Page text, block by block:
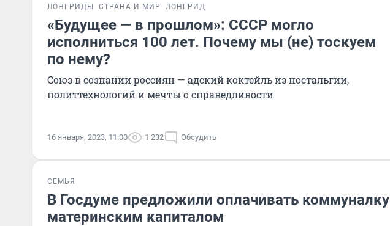
ЛОНГРИДЫ СТРАНА И МИР ЛОНГРИД
«Будущее — в прошлом»: СССР могло
исполниться 100 лет. Почему мы (не) тоскуем
по нему?
Союз в сознании россиян — адский коктейль из ностальгии,
политтехнологий и мечты о справедливости
16 января, 2023, 11:00 1 232 Обсудить
СЕМЬЯ
В Госдуме предложили оплачивать коммуналку
материнским капиталом